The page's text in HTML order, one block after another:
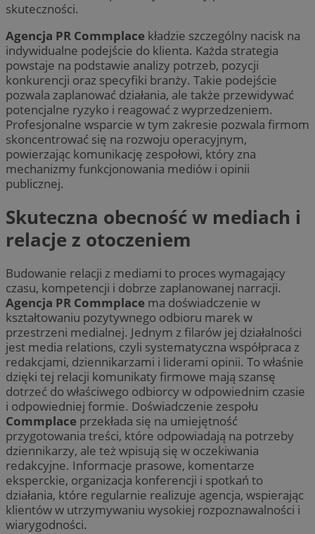
skuteczności.
Agencja PR Commplace kładzie szczególny nacisk na
indywidualne podejście do klienta. Każda strategia
powstaje na podstawie analizy potrzeb, pozycji
konkurencji oraz specyfiki branży. Takie podejście
pozwala zaplanować działania, ale także przewidywać
potencjalne ryzyko i reagować z wyprzedzeniem.
Profesjonalne wsparcie w tym zakresie pozwala firmom
skoncentrować się na rozwoju operacyjnym,
powierzając komunikację zespołowi, który zna
mechanizmy funkcjonowania mediów i opinii
publicznej.
Skuteczna obecność w mediach i
relacje z otoczeniem
Budowanie relacji z mediami to proces wymagający
czasu, kompetencji i dobrze zaplanowanej narracji.
Agencja PR Commplace ma doświadczenie w
kształtowaniu pozytywnego odbioru marek w
przestrzeni medialnej. Jednym z filarów jej działalności
jest media relations, czyli systematyczna współpraca z
redakcjami, dziennikarzami i liderami opinii. To właśnie
dzięki tej relacji komunikaty firmowe mają szansę
dotrzeć do właściwego odbiorcy w odpowiednim czasie
i odpowiedniej formie. Doświadczenie zespołu
Commplace przekłada się na umiejętność
przygotowania treści, które odpowiadają na potrzeby
dziennikarzy, ale też wpisują się w oczekiwania
redakcyjne. Informacje prasowe, komentarze
eksperckie, organizacja konferencji i spotkań to
działania, które regularnie realizuje agencja, wspierając
klientów w utrzymywaniu wysokiej rozpoznawalności i
wiarygodności.